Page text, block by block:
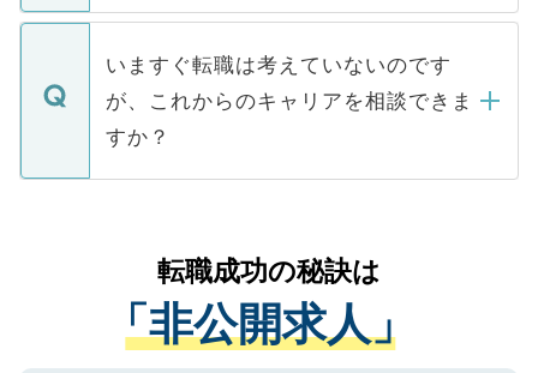
関を公にしてしまうと、応募が殺到する場
に、医療機関が求める条件に合った人材の
みを人材紹介会社に依頼するケースが増え
ています。
定を承諾する必要はありません。内定先へ
の辞退の連絡はキャリアパートナーが行い
個人情報が漏えいすることはありませんの
で、ご安心ください。当サイトからの登録
などで収集したご登録者様の個人情報は、
ご本人のキャリアアップおよび転職活動の
支援を目的に使用いたします。お預かりし
ているすべての個人データはご本人の許可
は、個人情報の取り扱いについての厳密な
管理基準を満たした事業者のみに付与され
る、プライバシーマークを取得済みです。
いますぐ転職は考えていないのです
が、これからのキャリアを相談できま
すか？
かがいして、現在の医療機関の状況や紹介
経験をまじえながら、適切なアドバイスを
させていただきます。すぐにご転職をされ
ない方には、長期的なサポートが可能です
転職成功の秘訣は
「非公開求人」